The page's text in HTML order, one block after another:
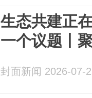
生态共建正
一个议题丨
封面新闻 2026-07-